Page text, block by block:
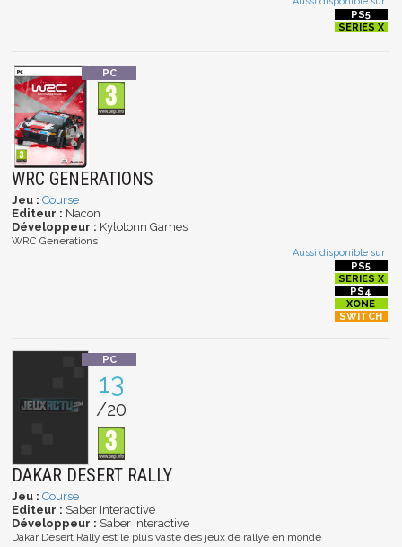
WRC GENERATIONS
Jeu : Course
Editeur : Nacon
Développeur : Kylotonn Games
WRC Generations
Aussi disponible sur :
13
/20
DAKAR DESERT RALLY
Jeu : Course
Editeur : Saber Interactive
Développeur : Saber Interactive
Dakar Desert Rally est le plus vaste des jeux de rallye en monde